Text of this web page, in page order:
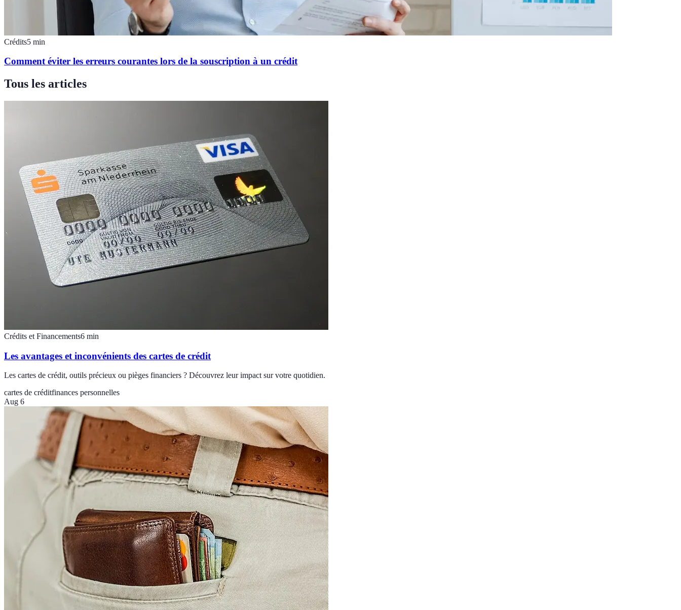
Crédits5 min
Comment éviter les erreurs courantes lors de la souscription à un crédit
Tous les articles
Crédits et Financements6 min
Les avantages et inconvénients des cartes de crédit
Les cartes de crédit, outils précieux ou pièges financiers ? Découvrez leur impact sur votre quotidien.
cartes de créditfinances personnelles
Aug 6